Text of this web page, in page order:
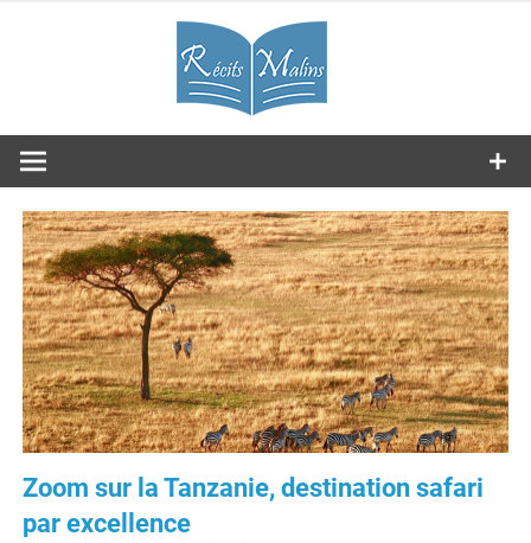
Journal
Les expériences partagées
Zoom sur la Tanzanie, destination safari
par excellence